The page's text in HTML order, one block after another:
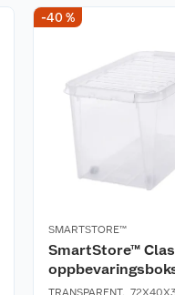
-40 %
SMARTSTORE™
SmartStore™
TRANSPARENT,